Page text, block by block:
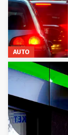
AUTO